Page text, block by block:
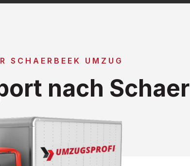
SCHAERBEEK UMZUG
nach